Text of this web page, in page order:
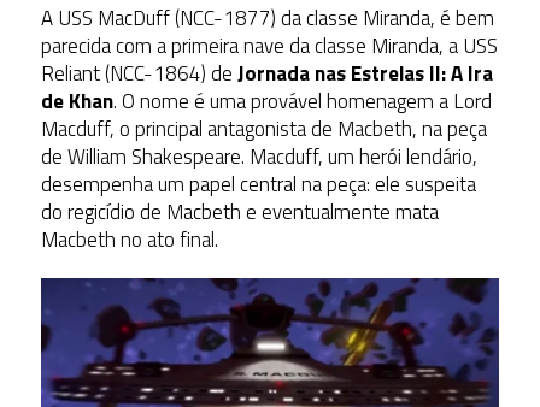
A USS MacDuff (NCC-1877) da classe Miranda, é bem
parecida com a primeira nave da classe Miranda, a USS
Reliant (NCC-1864) deJornada nas Estrelas II: A Ira
de Khan. O nome é uma provável homenagem a Lord
Macduff, o principal antagonista de Macbeth, na peça
de William Shakespeare. Macduff, um herói lendário,
desempenha um papel central na peça: ele suspeita
do regicídio de Macbeth e eventualmente mata
Macbeth no ato final.